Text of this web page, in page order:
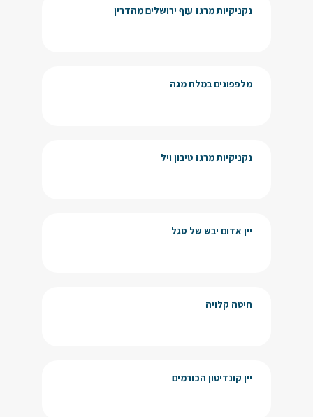
נקניקיות מרגז עוף ירושלים מהדרין
מלפפונים במלח מגה
נקניקיות מרגז טיבון ויל
יין אדום יבש של סגל
חיטה קלויה
יין קונדיטון הכורמים